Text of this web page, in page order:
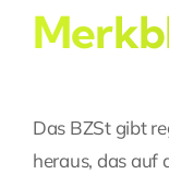
Das BZSt gibt
heraus, das auf